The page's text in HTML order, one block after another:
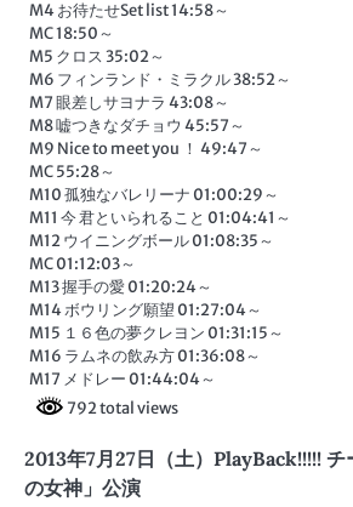
M4 お待たせSet list 14:58～
MC 18:50～
M5 クロス 35:02～
M6 フィンランド・ミラクル 38:52～
M7 眼差しサヨナラ 43:08～
M8 嘘つきなダチョウ 45:57～
M9 Nice to meet you ！ 49:47～
MC 55:28～
M10 孤独なバレリーナ 01:00:29～
M11 今 君といられること 01:04:41～
M12 ウイニングボール 01:08:35～
MC 01:12:03～
M13 握手の愛 01:20:24～
M14 ボウリング願望 01:27:04～
M15 １６色の夢クレヨン 01:31:15～
M16 ラムネの飲み方 01:36:08～
M17 メドレー 01:44:04～
792 total views
2013年7月27日（土）PlayBack!!!!!
の女神」公演